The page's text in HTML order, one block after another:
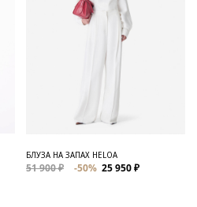
БЛУЗА НА ЗАПАХ HELOA
51 900 ₽ -50% 25 950 ₽